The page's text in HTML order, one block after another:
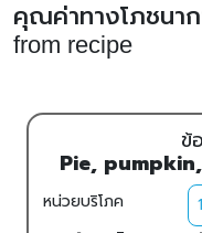
คุณค่าทางโภชนาก
from recipe
ข้
Pie,
หน่วยบริโภค